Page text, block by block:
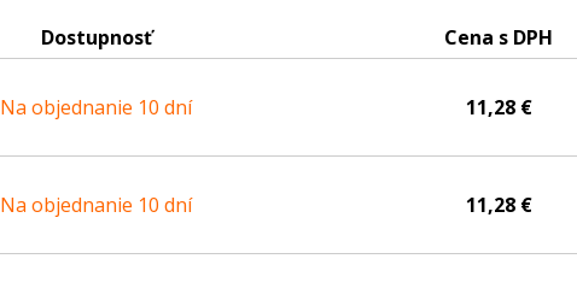
Dostupnosť Cena s DPH
Na objednanie 10 dní 11,28 €
Na objednanie 10 dní 11,28 €